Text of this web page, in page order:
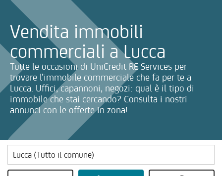
Vendita immobili
commerciali a Lucca
Tutte le occasioni di UniCredit RE Services per
trovare l’immobile commerciale che fa per te a
Lucca. Uffici, capannoni, negozi: qual è il tipo di
immobile che stai cercando? Consulta i nostri
annunci con le offerte in zona!